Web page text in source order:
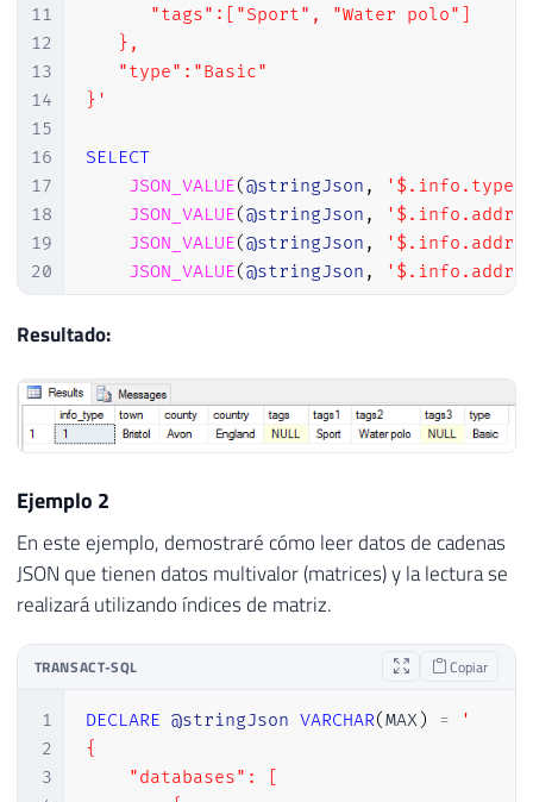
49
50
51
52
53
54
                },
"user_access":
            }
        }
}
11
12
13
14
15
16
17
18
19
20
21
22
24
26
28
30
      "tags":["Sport", "Water polo"]
   },
   "type":"Basic"
}'
SELECT
JSON_VALUE(@stringJson , '$.info.type'
JSON_VALUE(@stringJson ,
JSON_VALUE(@stringJson ,
JSON_VALUE(@stringJson ,
-- retornando os dados do array
JSON_VALUE(@stringJson,
JSON_VALUE (@stringJson, '$.type') AS
Resultado:
Ejemplo 2
En este ejemplo, demostraré cómo leer datos de cadenas
JSON que tienen datos multivalor (matrices) y la lectura se
realizará utilizando índices de matriz.
TRANSACT-SQL Copiar
1
2
3
DECLARE @stringJson VARCHAR(MAX) =
'
{
    "databases": [